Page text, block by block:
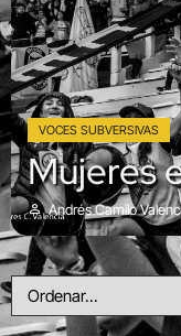
VOCES SUBVERSIVAS
Mujeres
Andrés Camilo